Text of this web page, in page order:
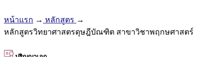
หน้าแรก → หลักสูตร →
หลักสูตรวิทยาศาสตรดุษฎีบัณฑิต สาขาวิชาพฤกษศาสตร์